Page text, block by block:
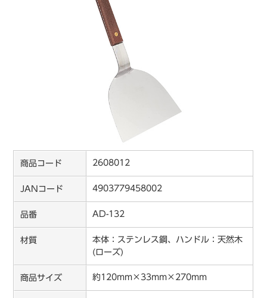
商品コード 2608012
JANコード 4903779458002
品番 AD-132
材質
本体：ステンレス鋼、ハンドル：天然木
(ローズ)
商品サイズ 約120mm×33mm×270mm